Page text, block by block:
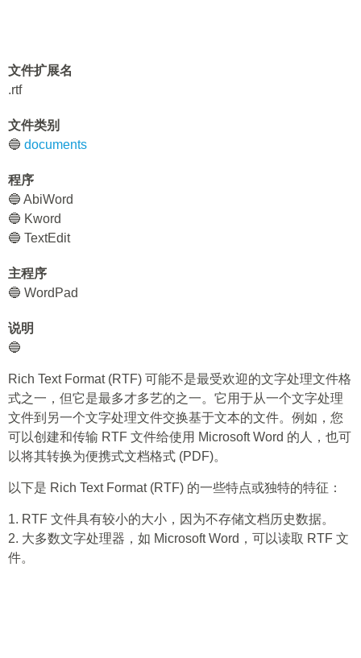
文件扩展名
.rtf
文件类别
🔵 documents
程序
🔵 AbiWord
🔵 Kword
🔵 TextEdit
主程序
🔵 WordPad
说明
🔵
Rich Text Format (RTF) 可能不是最受欢迎的文字处理文件格
式之一，但它是最多才多艺的之一。它用于从一个文字处理
文件到另一个文字处理文件交换基于文本的文件。例如，您
可以创建和传输 RTF 文件给使用 Microsoft Word 的人，也可
以将其转换为便携式文档格式 (PDF)。
以下是 Rich Text Format (RTF) 的一些特点或独特的特征：
1. RTF 文件具有较小的大小，因为不存储文档历史数据。
2. 大多数文字处理器，如 Microsoft Word，可以读取 RTF 文
件。